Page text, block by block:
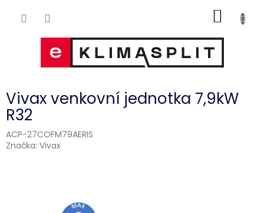
KOŠÍK
Vivax venkovní jednotka 7,9kW
R32
ACP-27COFM79AERIS
Značka: Vivax